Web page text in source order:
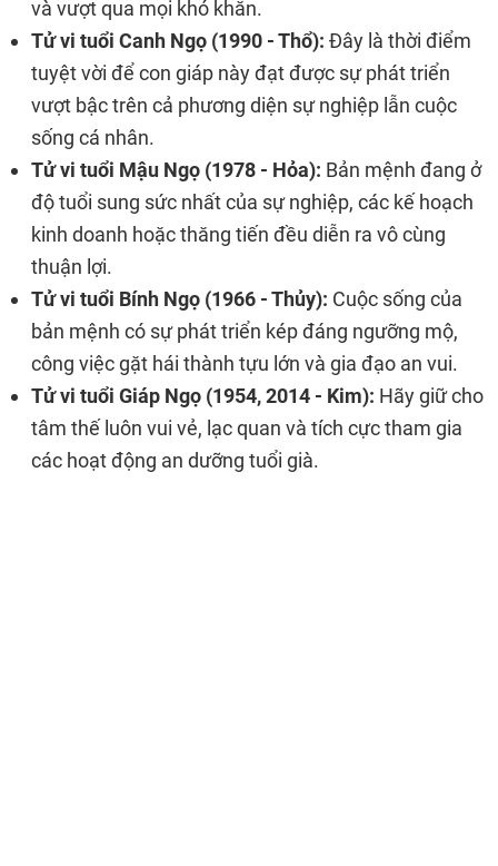
và vượt qua mọi khó khăn.
Tử vi tuổi Canh Ngọ (1990 - Thổ): Đây là thời điểm
tuyệt vời để con giáp này đạt được sự phát triển
vượt bậc trên cả phương diện sự nghiệp lẫn cuộc
sống cá nhân.
Tử vi tuổi Mậu Ngọ (1978 - Hỏa): Bản mệnh đang ở
độ tuổi sung sức nhất của sự nghiệp, các kế hoạch
kinh doanh hoặc thăng tiến đều diễn ra vô cùng
thuận lợi.
Tử vi tuổi Bính Ngọ (1966 - Thủy): Cuộc sống của
bản mệnh có sự phát triển kép đáng ngưỡng mộ,
công việc gặt hái thành tựu lớn và gia đạo an vui.
Tử vi tuổi Giáp Ngọ (1954, 2014 - Kim): Hãy giữ cho
tâm thế luôn vui vẻ, lạc quan và tích cực tham gia
các hoạt động an dưỡng tuổi già.